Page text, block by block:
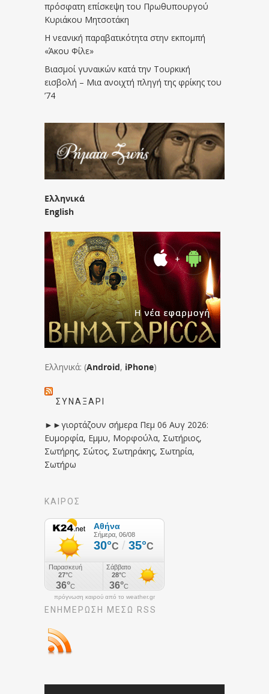
πρόσφατη επίσκεψη του Πρωθυπουργού
Κυριάκου Μητσοτάκη
Η νεανική παραβατικότητα στην εκπομπή
«Άκου Φίλε»
Βιασμοί γυναικών κατά την Τουρκική
εισβολή – Μια ανοιχτή πληγή της φρίκης του
’74
Ελληνικά
English
Ελληνικά: (Android, iPhone)
ΣΥΝΑΞΆΡΙ
►►γιορτάζουν σήμερα Πεμ 06 Αυγ 2026:
Ευμορφία, Εμμυ, Μορφούλα, Σωτήριος,
Σωτήρης, Σώτος, Σωτηράκης, Σωτηρία,
Σωτήρω
ΚΑΙΡΟΣ
πρόγνωση καιρού από το weather.gr
ΕΝΗΜΈΡΩΣΉ ΜΕΣΩ RSS